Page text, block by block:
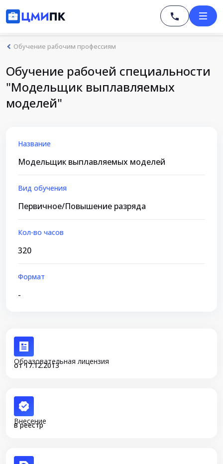
Обучение рабочим профессиям
Обучение рабочей специальности
"Модельщик выплавляемых
моделей"
Название
Модельщик выплавляемых моделей
Вид обучения
Первичное/Повышение разряда
Кол-во часов
320
Формат
-
Образовательная лицензия
от 17.12.2013
Внесение
в реестр